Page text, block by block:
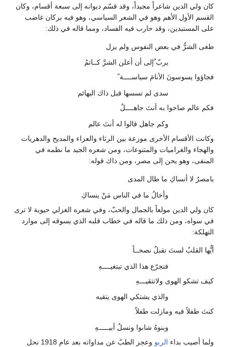
كان ولي الدين شاعراً مجيداً، وقد قسّم ديوانه إلى سبعة أقسام، وكان
القسم الأول الأهم وهو في الشعر السياسي، وهو فيه بركان غاضب
على المستبدين، وقد حارب فيه الفساد، ومما قاله في ذلك:
طغى الشرُّ في بعض النفوس ولم يزل
يربّ ُإلى أن أعلن الشرَّ كــاتمُ
فجاؤوا يسوسونَ الأنامَ سياســــة ً
سدى لم تسسها قبل ذاك البهائم
فكم عالم صاحوا به أنتَ جاهــــلٌ
وكم جاهل قالوا له أنتَ عالم
وكانت الأقسام الأخرى موزعة بين الرثاء والعزاء والمديح والدهريات
والهجاء والغراميات والمتنوعات، ومن شعره الجيد ما نظمه في
المنفى، وهو يحن إلى مصر، ومن ذاك قوله:
يامصرُ لا أنساكِ ما طال المدى
وأخالُ ما في الناس مَنْ ينساكِ
كان ولي الدين مولعاً بالجمال والحبّ، وفي شعره الغزلي حيوية لا ترى
في سواه، ومن ذلك ما قاله في خطاب قلبه الذي يسوقه إلى موارد
التهلكة:
أيُّها القلبُ لستَ تقبلُ نصحــاً
فتجرّع هذا الذي تبتغيــــهِ
كيف تشكو الهوى ولاتتقيـــهِ
والذي يشتكي الهوى يتقيه
كنتَ طفلاً فيه ومازلت طفلاً
وبنوهُ شابوا ونسلُ أبيـــــهِ
ولما أصيب بداء الربو
وعجز الطبّ عن مداواته بعد عام 1918 نحل